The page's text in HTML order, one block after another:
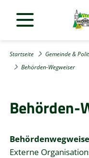
Startseite Gemeinde &
Behörden-Wegweiser
Behörden-
Externe